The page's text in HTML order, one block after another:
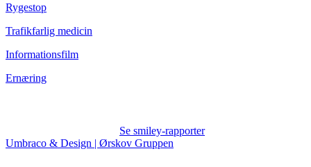
Rygestop
Trafikfarlig medicin
Informationsfilm
Ernæring
Se smiley-rapporter
Umbraco & Design | Ørskov Gruppen